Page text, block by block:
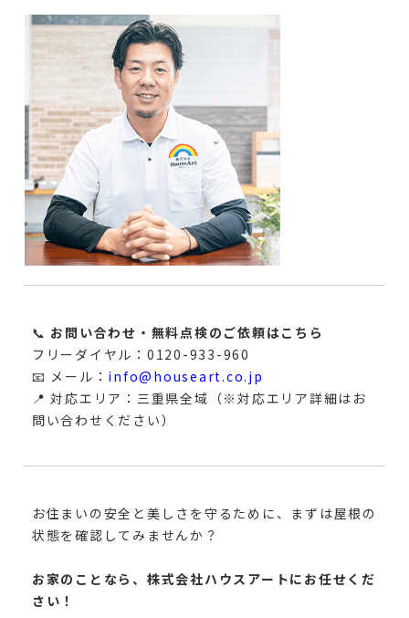
📞 お問い合わせ・無料点検のご依頼はこちら
フリーダイヤル：0120-933-960
📧 メール： info@houseart.co.jp
📍 対応エリア：三重県全域（※対応エリア詳細はお
問い合わせください）
お住まいの安全と美しさを守るために、まずは屋根の
状態を確認してみませんか？
お家のことなら、株式会社ハウスアートにお任せくだ
さい！